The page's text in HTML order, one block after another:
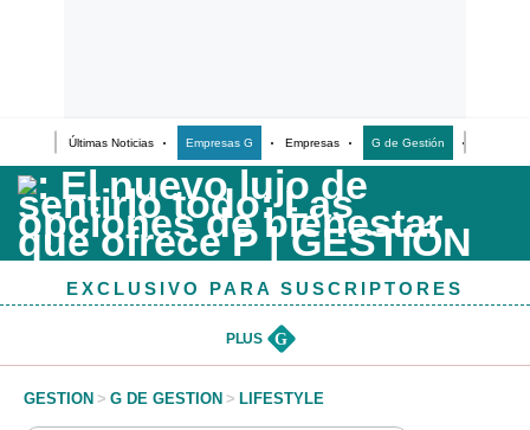
Últimas Noticias Empresas G Empresas G de Gestión
Últimas Noticias
Casos de Estudio
Columnistas
InfografíasEXCLUSIVO PARA SUSCRIPTORES
PLUS G
GESTION > G DE GESTION > LIFESTYLE